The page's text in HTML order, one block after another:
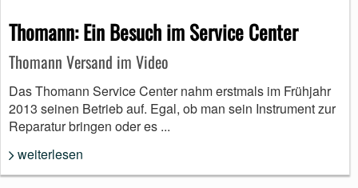
Thomann: Ein Besuch im Service Center
Thomann Versand im Video
Das Thomann Service Center nahm erstmals im Frühjahr
2013 seinen Betrieb auf. Egal, ob man sein Instrument zur
Reparatur bringen oder es ...
weiterlesen